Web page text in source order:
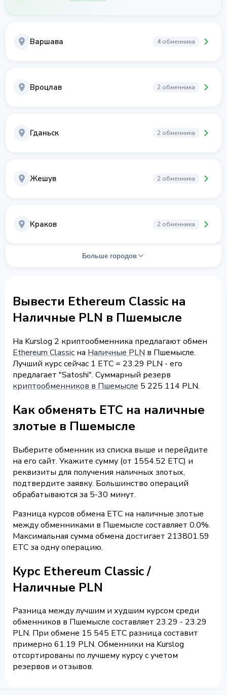
Варшава 4 обменника
Вроцлав 2 обменника
Гданьск 2 обменника
Жешув 2 обменника
Краков 2 обменника
Больше городов
Вывести Ethereum Classic на
Наличные PLN в Пшемысле
На Kurslog 2 криптообменника предлагают обмен
Ethereum Classic на Наличные PLN в Пшемысле.
Лучший курс сейчас 1 ETC = 23.29 PLN - его
предлагает "Satoshi". Суммарный резерв
криптообменников в Пшемысле 5 225 114 PLN.
Как обменять ETC на наличные
злотые в Пшемысле
Выберите обменник из списка выше и перейдите
на его сайт. Укажите сумму (от 1554.52 ETC) и
реквизиты для получения наличных злотых,
подтвердите заявку. Большинство операций
обрабатываются за 5-30 минут.
Разница курсов обмена ETC на наличные злотые
между обменниками в Пшемысле составляет 0.0%.
Максимальная сумма обмена достигает 213801.59
ETC за одну операцию.
Курс Ethereum Classic /
Наличные PLN
Разница между лучшим и худшим курсом среди
обменников в Пшемысле составляет 23.29 - 23.29
PLN. При обмене 15 545 ETC разница составит
примерно 61.19 PLN. Обменники на Kurslog
отсортированы по лучшему курсу с учетом
резервов и отзывов.